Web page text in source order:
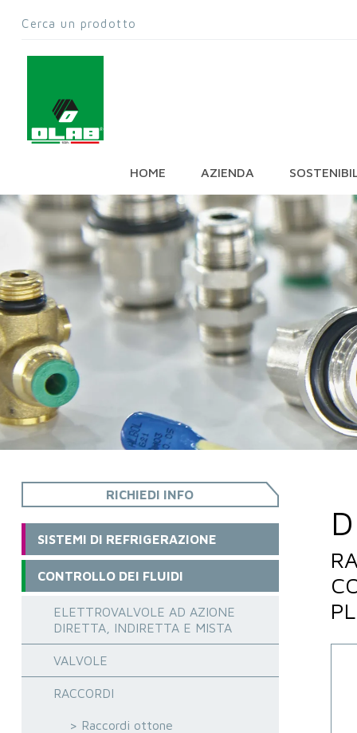
HOME AZIENDA
RICHIEDI INFO
SISTEMI DI REFRIGERAZIONE
CONTROLLO DEI FLUIDI
ELETTROVALVOLE AD AZIONE
DIRETTA, INDIRETTA E MISTA
VALVOLE
RACCORDI
> Raccordi ottone